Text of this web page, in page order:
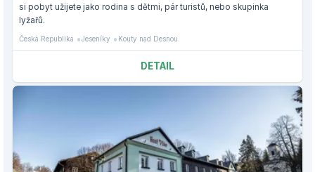
si pobyt užijete jako rodina s dětmi, pár turistů, nebo skupinka
lyžařů.
Česká Republika Jeseníky Kouty nad Desnou
DETAIL